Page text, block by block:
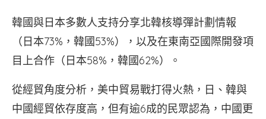
韓國與日本多數人支持分享北韓核導彈計劃情報
（日本73%，韓國53%），以及在東南亞國際開發項
目上合作（日本58%，韓國62%）。
從經貿角度分析，美中貿易戰打得火熱，日、韓與
中國經貿依存度高，但有逾6成的民眾認為，中國更